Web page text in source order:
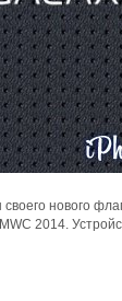
нового
2014.